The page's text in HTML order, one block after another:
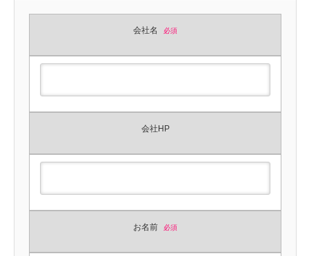
会社名 必須
会社HP
お名前 必須